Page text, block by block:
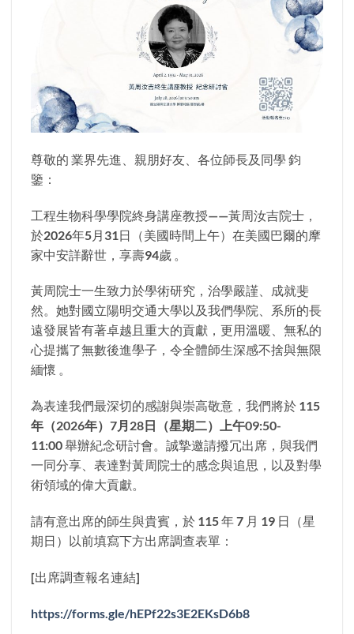
尊敬的 業界先進、親朋好友、各位師長及同學 鈞
鑒：
工程生物科學學院終身講座教授——黃周汝吉院士，
於2026年5月31日（美國時間上午）在美國巴爾的摩
家中安詳辭世，享壽94歲 。
黃周院士一生致力於學術研究，治學嚴謹、成就斐
然。她對國立陽明交通大學以及我們學院、系所的長
遠發展皆有著卓越且重大的貢獻，更用溫暖、無私的
心提攜了無數後進學子，令全體師生深感不捨與無限
緬懷 。
為表達我們最深切的感謝與崇高敬意，我們將於 115
年（2026年） 7月 28日（星期二）上午09:50-
11:00舉辦紀念研討會。誠摯邀請撥冗出席，與我們
一同分享、表達對黃周院士的感念與追思，以及對學
術領域的偉大貢獻。
請有意出席的師生與貴賓，於 115 年 7 月 19 日（星
期日）以前填寫下方出席調查表單：
[出席調查報名連結]
https://forms.gle/hEPf22s3E2EKsD6b8